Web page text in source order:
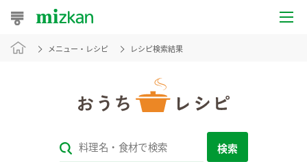
おうちレシピ
レシピカテゴリ一覧
メニュー・レシピ レシピ検索結果
検索